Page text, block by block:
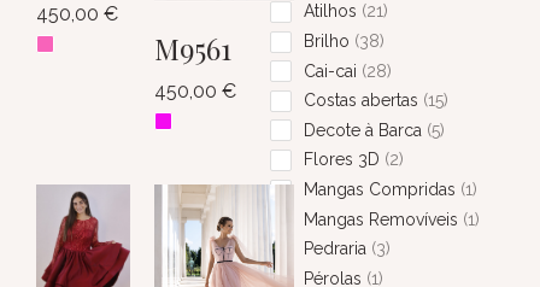
Atilhos
21
Brilho
38
Cai-cai
28
Costas abertas 15
Decote à Barca 5
Flores 3D
2
Mangas Compridas 1
Mangas Removíveis 1
Pedraria 3
Pérolas 1
450,00 €
M9561
450,00 €